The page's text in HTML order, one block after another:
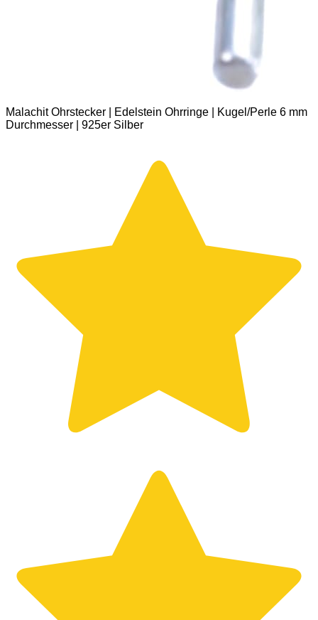
Malachit Ohrstecker | Edelstein Ohrringe | Kugel/Perle 6 mm
Durchmesser | 925er Silber